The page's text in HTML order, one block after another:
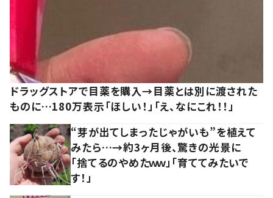
ドラッグストアで目薬を購入→目薬とは別に渡された
ものに…180万表示「ほしい！」「え、なにこれ！！」
“芽が出てしまったじゃがいも”を植えて
みたら…→約3ヶ月後、驚きの光景に
「捨てるのやめたｗｗ」「育ててみたいで
す！」